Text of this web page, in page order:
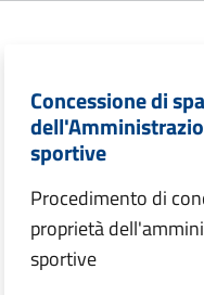
Concessione di
sportive
Procedimento di
proprietà
sportive